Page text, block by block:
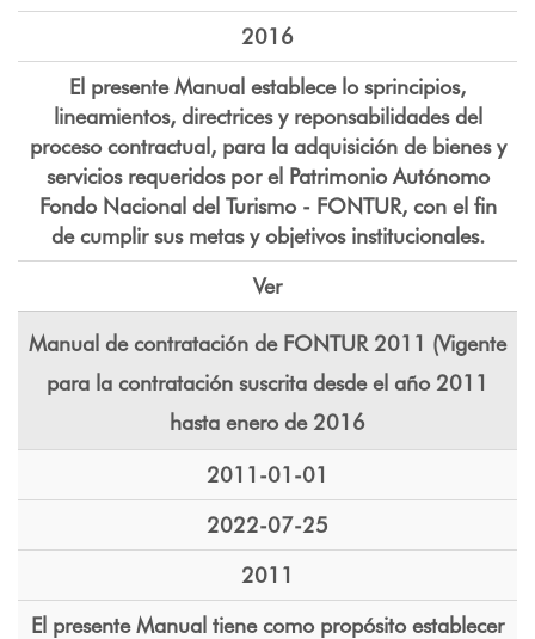
2016
El presente Manual establece lo sprincipios,
lineamientos, directrices y reponsabilidades del
proceso contractual, para la adquisición de bienes y
servicios requeridos por el Patrimonio Autónomo
Fondo Nacional del Turismo - FONTUR, con el fin
de cumplir sus metas y objetivos institucionales.
Ver
Manual de contratación de FONTUR 2011 (Vigente
para la contratación suscrita desde el año 2011
hasta enero de 2016
2011-01-01
2022-07-25
2011
El presente Manual tiene como propósito establecer